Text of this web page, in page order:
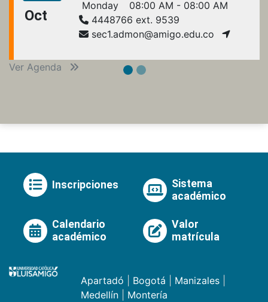
Oct
Monday
08:00 AM - 08:00 AM
4448766 ext. 9539
sec1.admon@amigo.edu.co
Ver Agenda
Inscripciones
Sistema
académico
Calendario
académico
Valor
matrícula
Apartadó Bogotá Manizales
Medellín
Montería